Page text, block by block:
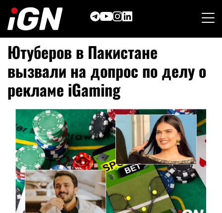
content
Ютуберов в Пакистане
вызвали на допрос по делу о
рекламе iGaming